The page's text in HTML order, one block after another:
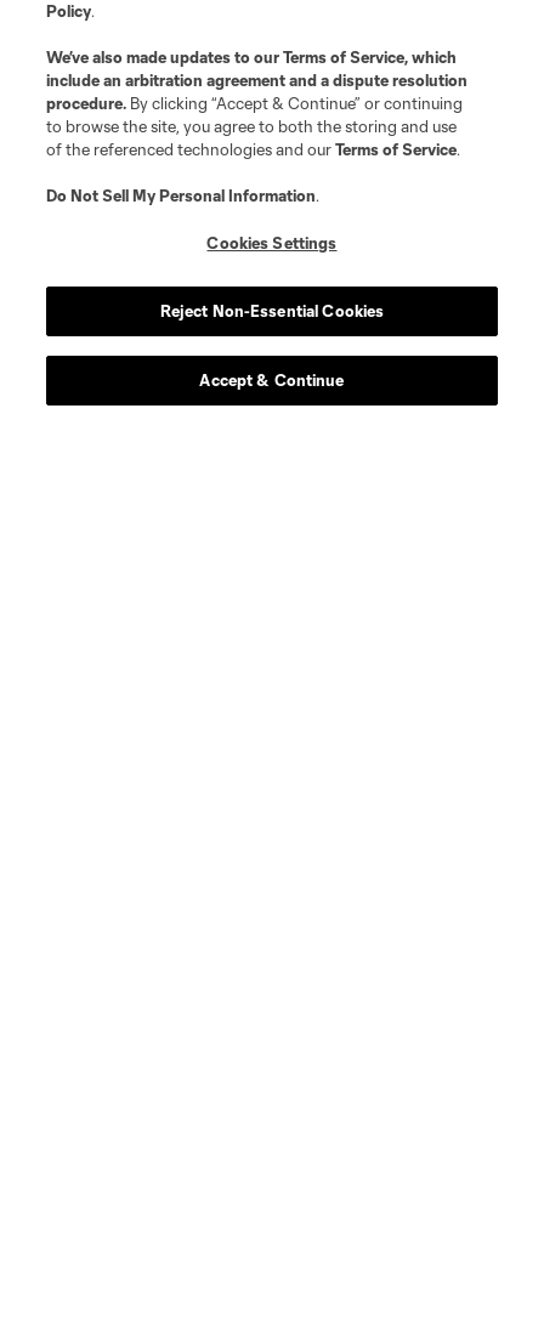
Policy.
We’ve also made updates to ourTerms of Service, which
include an arbitration agreement and a dispute resolution
procedure. By clicking “Accept & Continue” or continuing
to browse the site, you agree to both the storing and use
of the referenced technologies and ourTerms of Service.
Do Not Sell My Personal Information.
Cookies Settings
Reject Non-Essential Cookies
Accept & Continue